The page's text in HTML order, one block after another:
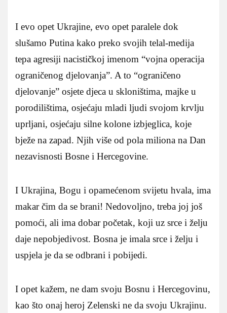
I evo opet Ukrajine, evo opet paralele dok
slušamo Putina kako preko svojih telal-medija
tepa agresiji nacističkoj imenom “vojna operacija
ograničenog djelovanja”. A to “ograničeno
djelovanje” osjete djeca u skloništima, majke u
porodilištima, osjećaju mladi ljudi svojom krvlju
uprljani, osjećaju silne kolone izbjeglica, koje
bježe na zapad. Njih više od pola miliona na Dan
nezavisnosti Bosne i Hercegovine.
I Ukrajina, Bogu i opamećenom svijetu hvala, ima
makar čim da se brani! Nedovoljno, treba joj još
pomoći, ali ima dobar početak, koji uz srce i želju
daje nepobjedivost. Bosna je imala srce i želju i
uspjela je da se odbrani i pobijedi.
I opet kažem, ne dam svoju Bosnu i Hercegovinu,
kao što onaj heroj Zelenski ne da svoju Ukrajinu.